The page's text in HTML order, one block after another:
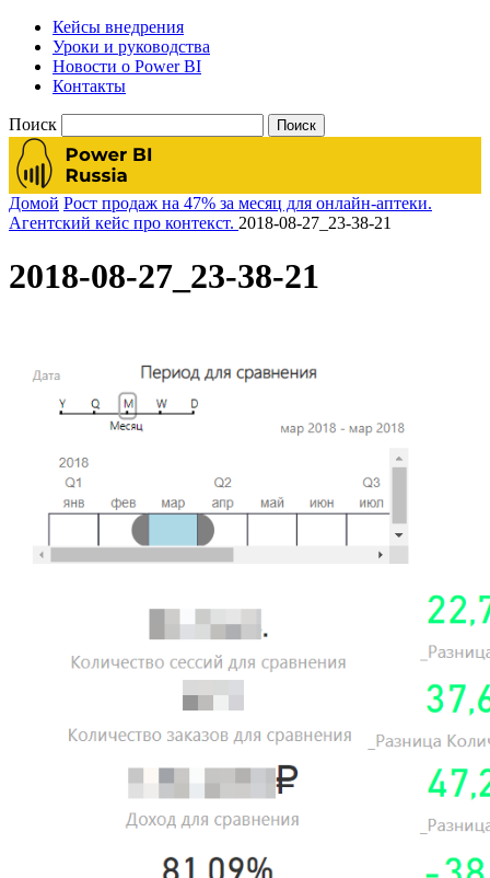
Кейсы внедрения
Уроки и руководства
Новости о Power BI
Контакты
Поиск
Домой Рост продаж на 47% за месяц для онлайн-аптеки.
Агентский кейс про контекст. 2018-08-27_23-38-21
2018-08-27_23-38-21